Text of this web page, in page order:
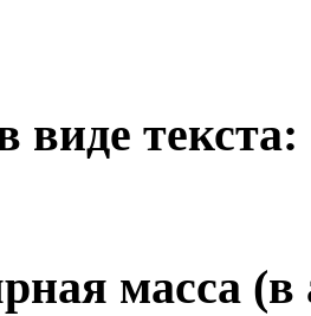
виде текста:
масса (в